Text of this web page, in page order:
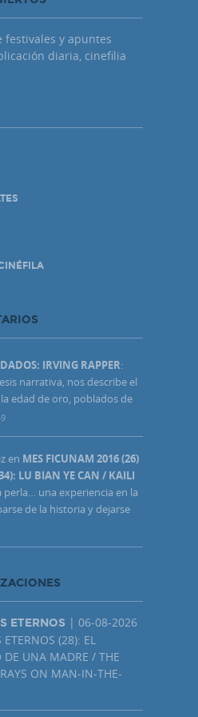
festivales y apuntes
diaria, cinefilia
IRVING RAPPER:
narrativa, nos describe el
edad de oro, poblados de
en MES FICUNAM 2016 (26)
LU BIAN YE CAN / KAILI
una experiencia en la
de la historia y dejarse
ETERNOS | 06-08-2026
ETERNOS (28): EL
DE UNA MADRE / THE
ON MAN-IN-THE-